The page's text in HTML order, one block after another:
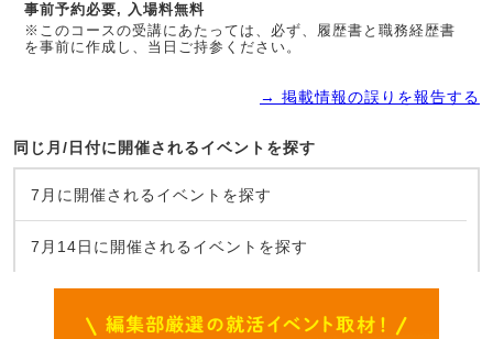
事前予約必要, 入場料無料
※このコースの受講にあたっては、必ず、履歴書と職務経歴書
を事前に作成し、当日ご持参ください。
→ 掲載情報の誤りを報告する
同じ月/日付に開催されるイベントを探す
7月に開催されるイベントを探す
7月14日に開催されるイベントを探す